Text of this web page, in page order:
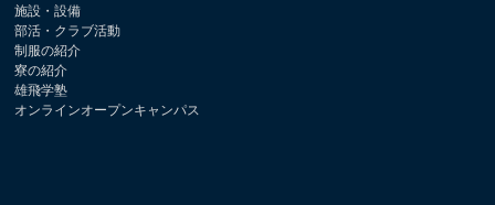
施設・設備
部活・クラブ活動
制服の紹介
寮の紹介
雄飛学塾
オンラインオープンキャンパス